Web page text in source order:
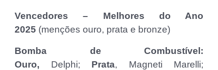
Vencedores – Melhores do Ano
2025 (menções ouro, prata e bronze)
Bomba de Combustível:
Ouro, Delphi; Prata, Magneti Marelli;